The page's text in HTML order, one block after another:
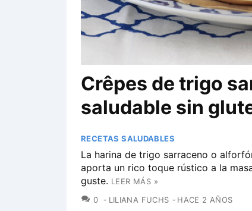
Crêpes de trigo
saludable sin
RECETAS SALUDABLES
La harina de trigo sarraceno o
aporta un rico toque rústico a la
guste. LEER MÁS »
0 COMENTARIOS
LILIANA FUCHS HACE 2 AÑOS